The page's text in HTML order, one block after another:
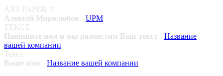
ART PAPER !!!.
Алексей Миролюбов - UPM
ТЕКСТ.
Напишите нам и мы разместим Ваш текст - Название
вашей компании
Текст.
Ваше имя - Название вашей компании